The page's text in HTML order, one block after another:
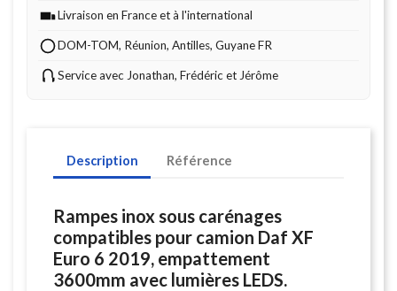
Livraison en France et à l'international
DOM-TOM, Réunion, Antilles, Guyane FR
Service avec Jonathan, Frédéric et Jérôme
Description Référence
Rampes inox sous carénages
compatibles pour camion Daf XF
Euro 6 2019, empattement
3600mm avec lumières LEDS.